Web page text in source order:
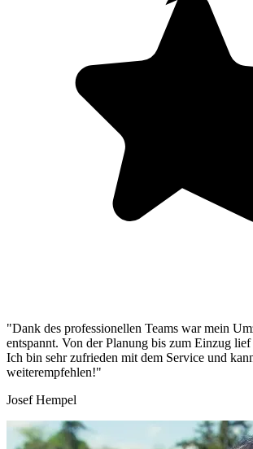
"Dank des professionellen Teams war mein
entspannt. Von der Planung bis zum Einzug lief
Ich bin sehr zufrieden mit dem Service und
weiterempfehlen!"
Josef Hempel